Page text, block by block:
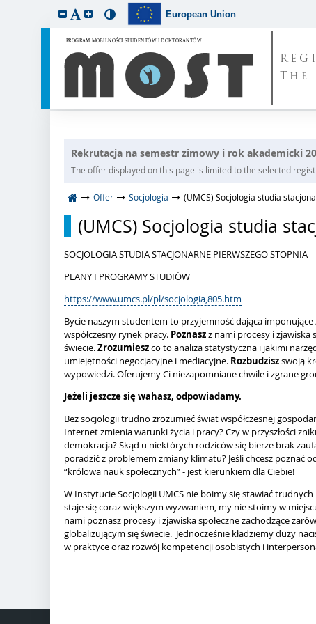
European Union
The
Rekrutacja na semestr zimowy i rok akademicki
The offer displayed on this page is limited to the selected
Offer Socjologia (UMCS) Socjologia studia
(UMCS) Socjologia studia
SOCJOLOGIA STUDIA STACJONARNE PIERWSZEGO STOPNIA
PLANY I PROGRAMY STUDIÓW
https://www.umcs.pl/pl/socjologia,805.htm
Bycie naszym studentem to przyjemność dająca
współczesny rynek pracy. Poznaszz nami procesy i zjawiska
świecie.Zrozumieszco to analiza statystyczna i jakimi
umiejętności negocjacyjne i mediacyjne. Rozbudziszswoją
wypowiedzi. Oferujemy Ci niezapomniane chwile i zgrane
Jeżeli jeszcze się wahasz, odpowiadamy.
Bez socjologii trudno zrozumieć świat współczesnej
Internet zmienia warunki życia i pracy? Czy w przyszłości
demokracja? Skąd u niektórych rodziców się bierze brak
poradzić z problemem zmiany klimatu? Jeśli chcesz poznać
“królowa nauk społecznych” - jest kierunkiem dla Ciebie!
W Instytucie Socjologii UMCS nie boimy się stawiać
staje się coraz większym wyzwaniem, my nie stoimy w
nami poznasz procesy i zjawiska społeczne zachodzące
globalizującym się świecie. Jednocześnie kładziemy duży
w praktyce oraz rozwój kompetencji osobistych i